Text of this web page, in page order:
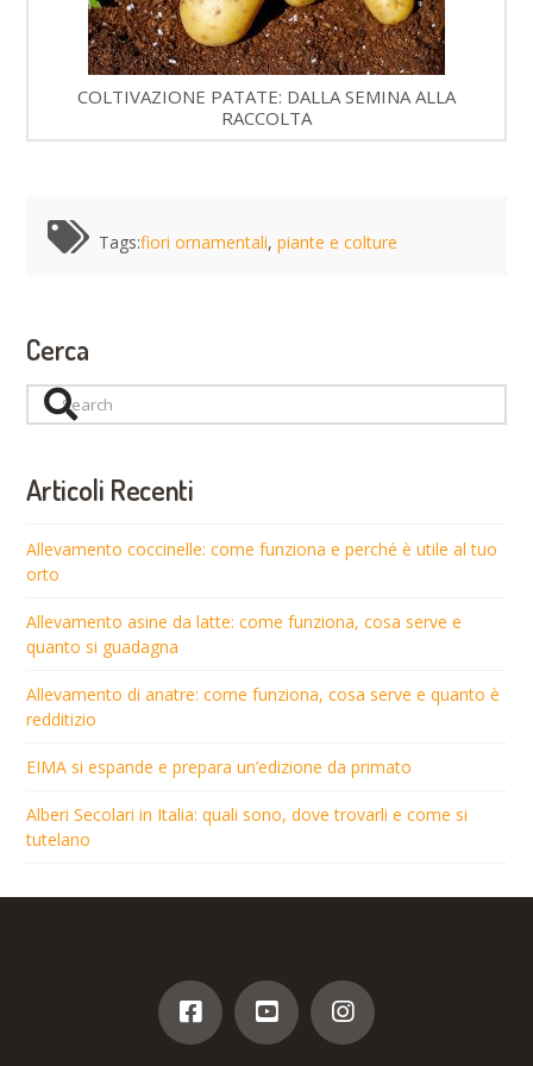
COLTIVAZIONE PATATE: DALLA SEMINA ALLA
RACCOLTA
Tags:fiori ornamentali,piante e colture
Cerca
Search
Articoli Recenti
Allevamento coccinelle: come funziona e perché è utile al tuo
orto
Allevamento asine da latte: come funziona, cosa serve e
quanto si guadagna
Allevamento di anatre: come funziona, cosa serve e quanto è
redditizio
EIMA si espande e prepara un’edizione da primato
Alberi Secolari in Italia: quali sono, dove trovarli e come si
tutelano